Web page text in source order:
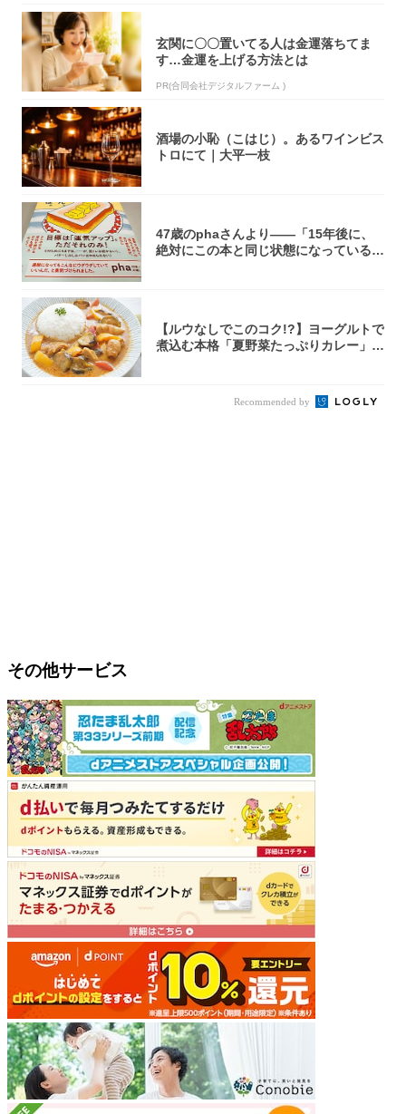
玄関に〇〇置いてる人は金運落ちてま
す…金運を上げる方法とは
PR(合同会社デジタルファーム )
酒場の小恥（こはじ）。あるワインビス
トロにて｜大平一枝
47歳のphaさんより――「15年後に、
絶対にこの本と同じ状態になっている自
【ルウなしでこのコク!?】ヨーグルトで
煮込む本格「夏野菜たっぷりカレー」作
Recommended by
その他サービス